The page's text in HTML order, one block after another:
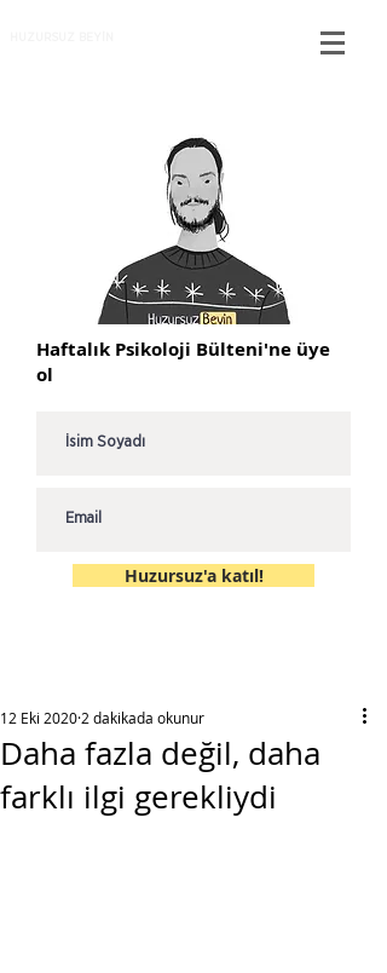
Haftalık Psikoloji Bülteni'ne üye
ol
Huzursuz'a katıl!
Daha fazla değil, daha
farklı ilgi gerekliydi
12 Eki 2020 2 dakikada okunur